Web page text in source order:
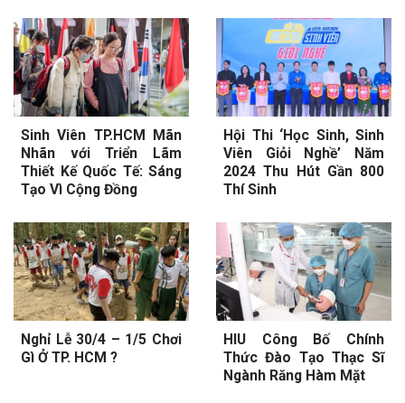
Sinh Viên TP.HCM Mãn
Nhãn với Triển Lãm
Thiết Kế Quốc Tế: Sáng
Tạo Vì Cộng Đồng
Hội Thi ‘Học Sinh, Sinh
Viên Giỏi Nghề’ Năm
2024 Thu Hút Gần 800
Thí Sinh
Nghỉ Lễ 30/4 – 1/5 Chơi
Gì Ở TP. HCM ?
HIU Công Bố Chính
Thức Đào Tạo Thạc Sĩ
Ngành Răng Hàm Mặt